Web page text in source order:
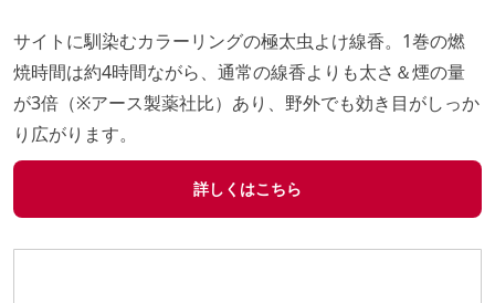
サイトに馴染むカラーリングの極太虫よけ線香。1巻の燃
焼時間は約4時間ながら、通常の線香よりも太さ＆煙の量
が3倍（※アース製薬社比）あり、野外でも効き目がしっか
り広がります。
詳しくはこちら